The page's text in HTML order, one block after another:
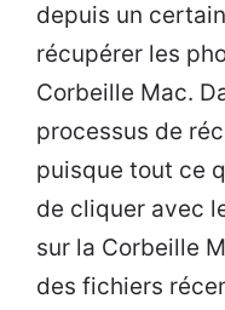
depuis un
récupérer les
Corbeille Mac.
processus de
puisque tout ce
de cliquer avec
sur la Corbeille
des fichiers